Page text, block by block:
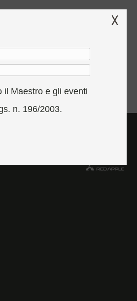
il Maestro e gli eventi
n. 196/2003.